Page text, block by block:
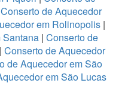
Conserto de Aquecedor
em Rolinopolis|
Santana | Conserto de
| Conserto de Aquecedor
de Aquecedor em São
em São Lucas